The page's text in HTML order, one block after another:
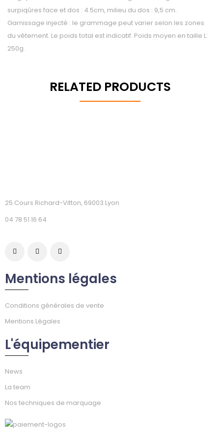
surpiqûres face et dos : 4.5cm, milieu du dos : 9,5 cm.
Garnissage injecté : le grammage peut varier selon les zones
du vêtement. Le poids total est indicatif. Poids moyen en taille L:
250g.
RELATED PRODUCTS
25 Cours Richard-Vitton, 69003 Lyon
04 78 51 16 64
Mentions légales
Conditions générales de vente
Mentions Légales
L'équipementier
News
La team
Nos techniques de marquage